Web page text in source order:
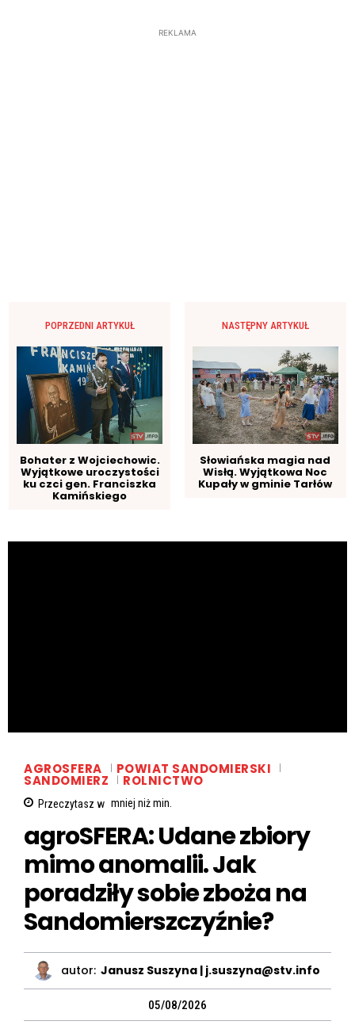
REKLAMA
POPRZEDNI ARTYKUŁ
Bohater z Wojciechowic.
Wyjątkowe uroczystości
ku czci gen. Franciszka
Kamińskiego
NASTĘPNY ARTYKUŁ
Słowiańska magia nad
Wisłą. Wyjątkowa Noc
Kupały w gminie Tarłów